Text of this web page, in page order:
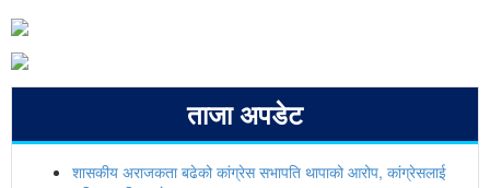
ताजा अपडेट
शासकीय अराजकता बढेको कांग्रेस सभापति थापाको आरोप, कांग्रेसलाई